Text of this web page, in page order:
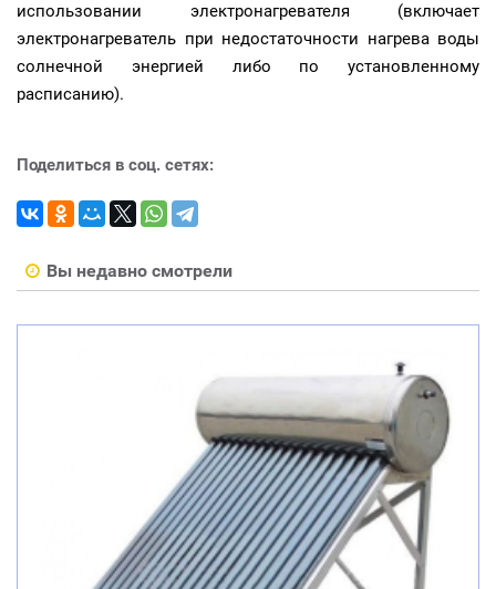
использовании электронагревателя (включает
электронагреватель при недостаточности нагрева воды
солнечной энергией либо по установленному
расписанию).
Поделиться в соц. сетях:
Вы недавно смотрели